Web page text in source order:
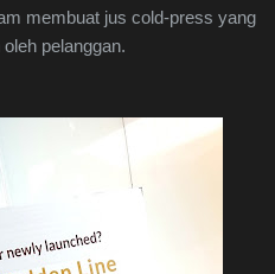
membuat jus cold-press yang
pelanggan.